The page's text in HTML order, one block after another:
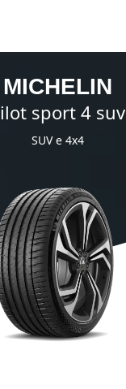
MICHELIN
pilot sport 4 suv
SUV e 4x4